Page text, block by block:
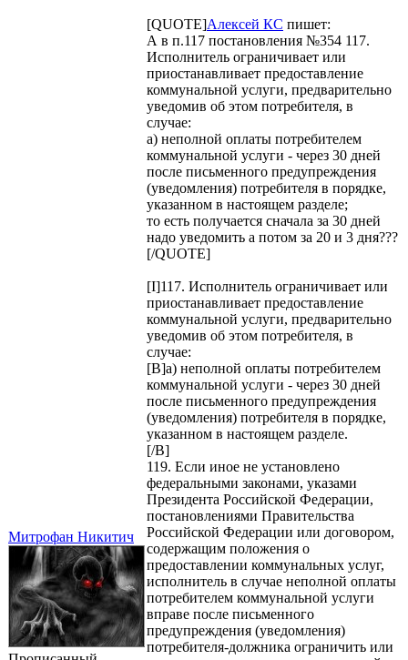
Митрофан Никитич
[QUOTE]Алексей КС пишет:
А в п.117 постановления №354 117.
Исполнитель ограничивает или
приостанавливает предоставление
коммунальной услуги, предварительно
уведомив об этом потребителя, в
случае:
а) неполной оплаты потребителем
коммунальной услуги - через 30 дней
после письменного предупреждения
(уведомления) потребителя в порядке,
указанном в настоящем разделе;
то есть получается сначала за 30 дней
надо уведомить а потом за 20 и 3 дня???
[/QUOTE]
[I]117. Исполнитель ограничивает или
приостанавливает предоставление
коммунальной услуги, предварительно
уведомив об этом потребителя, в
случае:
[B]а) неполной оплаты потребителем
коммунальной услуги - через 30 дней
после письменного предупреждения
(уведомления) потребителя в порядке,
указанном в настоящем разделе.
[/B]
119. Если иное не установлено
федеральными законами, указами
Президента Российской Федерации,
постановлениями Правительства
Российской Федерации или договором,
содержащим положения о
предоставлении коммунальных услуг,
исполнитель в случае неполной оплаты
потребителем коммунальной услуги
вправе после письменного
предупреждения (уведомления)
потребителя-должника ограничить или